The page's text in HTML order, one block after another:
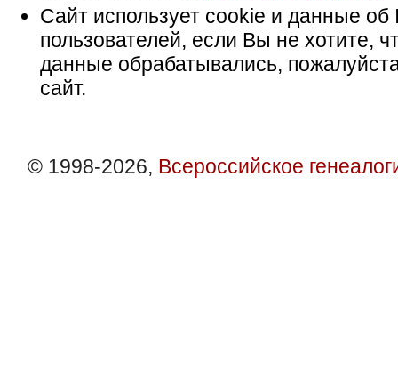
Сайт использует cookie и данные об
пользователей, если Вы не хотите,
данные обрабатывались,
сайт.
© 1998-2026, Всероссийское